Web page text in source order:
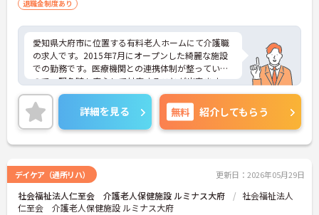
退職金制度あり
愛知県大府市に位置する有料老人ホームにて介護職
の求人です。2015年7月にオープンした綺麗な施設
での勤務です。医療機関との連携体制が整っている
ので、緊急時も安心して対応することが出来ます。
また、シフト制のお仕事なので都合に合わせて勤務
することも可能ですよ♪
ご興味のある方には、面接対策ポイントなど、さら
に詳細をお話いたしますので、お気軽にお問い合わ
せください。
詳細を見る 無料 紹介してもらう
デイケア（通所リハ） 更新日：2026年05月29日
社会福祉法人仁至会 介護老人保健施設 ルミナス大府
社会福祉法人
仁至会 介護老人保健施設 ルミナス大府